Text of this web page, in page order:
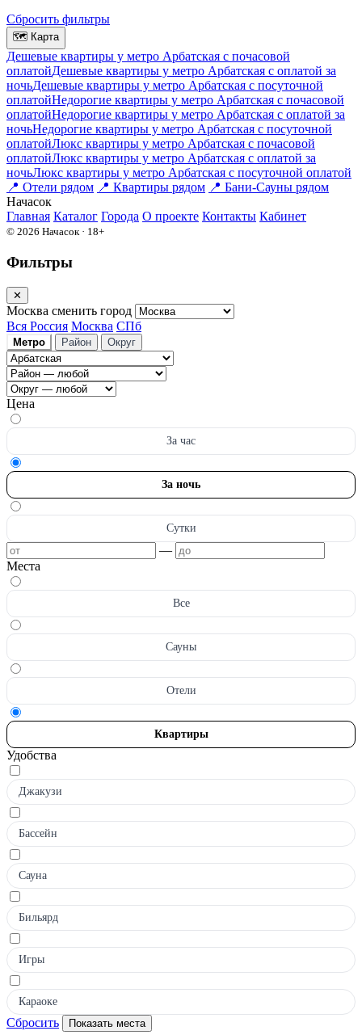
Сбросить фильтры
🗺 Карта
Дешевые квартиры у метро Арбатская c почасовой
оплатойДешевые квартиры у метро Арбатская с оплатой за
ночьДешевые квартиры у метро Арбатская c посуточной
оплатойНедорогие квартиры у метро Арбатская c почасовой
оплатойНедорогие квартиры у метро Арбатская с оплатой за
ночьНедорогие квартиры у метро Арбатская c посуточной
оплатойЛюкс квартиры у метро Арбатская c почасовой
оплатойЛюкс квартиры у метро Арбатская с оплатой за
ночьЛюкс квартиры у метро Арбатская c посуточной оплатой
📍 Отели рядом 📍 Квартиры рядом 📍 Бани-Сауны рядом
Начасок
Главная Каталог Города О проекте Контакты Кабинет
© 2026 Начасок · 18+
Фильтры
✕
Москва сменить город
Вся Россия Москва СПб
Метро Район Округ
Цена
За час
За ночь
Сутки
—
Места
Все
Сауны
Отели
Квартиры
Удобства
Джакузи
Бассейн
Сауна
Бильярд
Игры
Караоке
Сбросить Показать места